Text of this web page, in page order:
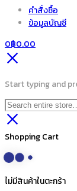
คำสั่งซื้อ
ข้อมูลบัญชี
0฿0.00
Start typing and
Shopping Cart
ไม่มีสินค้าในตะกร้า